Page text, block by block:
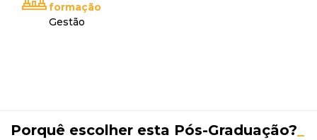
formação
Gestão
Porquê escolher esta Pós-Graduação?